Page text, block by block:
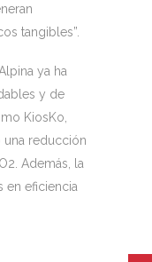
tangibles”.
ya ha
y de
KiosKo,
una reducción
Además, la
en eficiencia